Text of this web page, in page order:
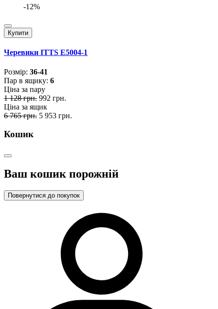
-12%
Купити
Черевики ITTS E5004-1
Розмiр: 36-41
Пар в ящику: 6
Ціна за пару
1 128 грн. 992 грн.
Ціна за ящик
6 765 грн. 5 953 грн.
Кошик
Ваш кошик порожній
Повернутися до покупок